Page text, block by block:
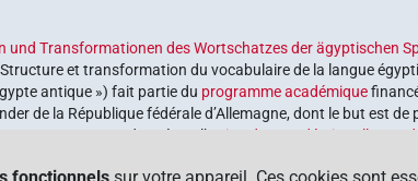
und Transformationen des Wortschatzes der ägyptischen
et transformation du vocabulaire de la langue
antique ») fait partie du programme académique
de la République fédérale d’Allemagne, dont le but est de
est coordonné par l’ Union des académies